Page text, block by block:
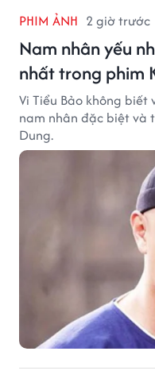
PHIM ẢNH 2 giờ trước
Nam nhân yếu
nhất trong phim
Vi Tiểu Bảo không
nam nhân đặc biệt và
Dung.